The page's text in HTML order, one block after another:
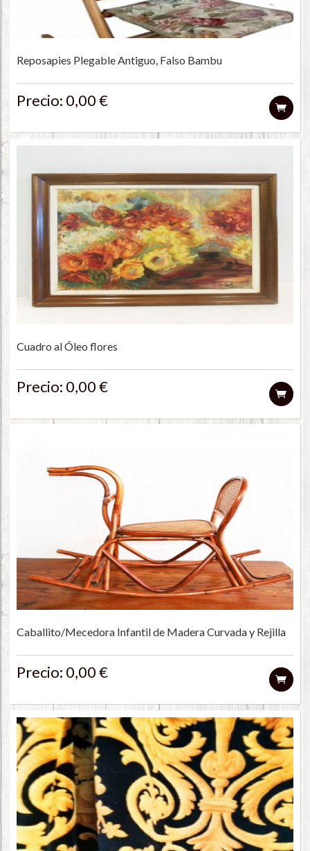
Reposapies Plegable Antiguo, Falso Bambu
Precio: 0,00 €
Cuadro al Óleo flores
Precio: 0,00 €
Caballito/Mecedora Infantil de Madera Curvada y Rejilla
Precio: 0,00 €